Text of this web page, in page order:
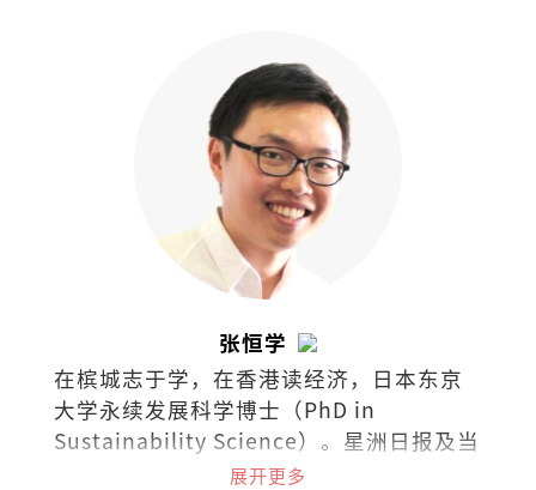
张恒学
在槟城志于学，在香港读经济，日本东京
大学永续发展科学博士（PhD in
Sustainability Science）。星洲日报及当
今大马《学说经济》专栏作者、《毅论环
展开更多